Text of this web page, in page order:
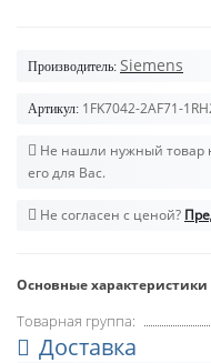
Производитель: Siemens
Артикул: 1FK7042-2AF71-
Не нашли нужный товар
его для Вас.
Не согласен с ценой?
Основные характеристики
Товарная группа:
Доставка